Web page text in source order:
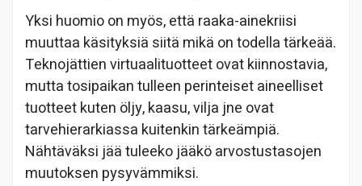
Yksi huomio on myös, että raaka-ainekriisi
muuttaa käsityksiä siitä mikä on todella tärkeää.
Teknojättien virtuaalituotteet ovat kiinnostavia,
mutta tosipaikan tulleen perinteiset aineelliset
tuotteet kuten öljy, kaasu, vilja jne ovat
tarvehierarkiassa kuitenkin tärkeämpiä.
Nähtäväksi jää tuleeko jääkö arvostustasojen
muutoksen pysyvämmiksi.